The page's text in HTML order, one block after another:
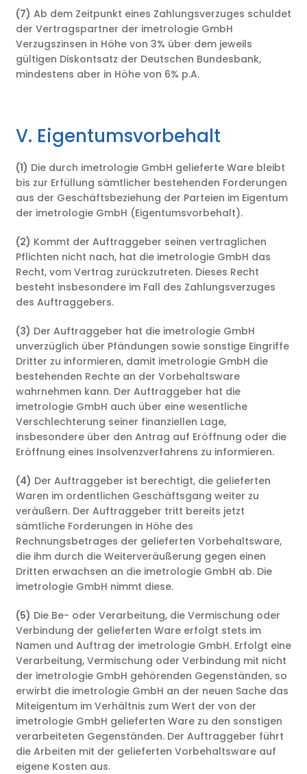
(7) Ab dem Zeitpunkt eines Zahlungsverzuges schuldet
der Vertragspartner der imetrologie GmbH
Verzugszinsen in Höhe von 3% über dem jeweils
gültigen Diskontsatz der Deutschen Bundesbank,
mindestens aber in Höhe von 6% p.A.
V. Eigentumsvorbehalt
(1) Die durch imetrologie GmbH gelieferte Ware bleibt
bis zur Erfüllung sämtlicher bestehenden Forderungen
aus der Geschäftsbeziehung der Parteien im Eigentum
der imetrologie GmbH (Eigentumsvorbehalt).
(2) Kommt der Auftraggeber seinen vertraglichen
Pflichten nicht nach, hat die imetrologie GmbH das
Recht, vom Vertrag zurückzutreten. Dieses Recht
besteht insbesondere im Fall des Zahlungsverzuges
des Auftraggebers.
(3) Der Auftraggeber hat die imetrologie GmbH
unverzüglich über Pfändungen sowie sonstige Eingriffe
Dritter zu informieren, damit imetrologie GmbH die
bestehenden Rechte an der Vorbehaltsware
wahrnehmen kann. Der Auftraggeber hat die
imetrologie GmbH auch über eine wesentliche
Verschlechterung seiner finanziellen Lage,
insbesondere über den Antrag auf Eröffnung oder die
Eröffnung eines Insolvenzverfahrens zu informieren.
(4) Der Auftraggeber ist berechtigt, die gelieferten
Waren im ordentlichen Geschäftsgang weiter zu
veräußern. Der Auftraggeber tritt bereits jetzt
sämtliche Forderungen in Höhe des
Rechnungsbetrages der gelieferten Vorbehaltsware,
die ihm durch die Weiterveräußerung gegen einen
Dritten erwachsen an die imetrologie GmbH ab. Die
imetrologie GmbH nimmt diese.
(5) Die Be- oder Verarbeitung, die Vermischung oder
Verbindung der gelieferten Ware erfolgt stets im
Namen und Auftrag der imetrologie GmbH. Erfolgt eine
Verarbeitung, Vermischung oder Verbindung mit nicht
der imetrologie GmbH gehörenden Gegenständen, so
erwirbt die imetrologie GmbH an der neuen Sache das
Miteigentum im Verhältnis zum Wert der von der
imetrologie GmbH gelieferten Ware zu den sonstigen
verarbeiteten Gegenständen. Der Auftraggeber führt
die Arbeiten mit der gelieferten Vorbehaltsware auf
eigene Kosten aus.